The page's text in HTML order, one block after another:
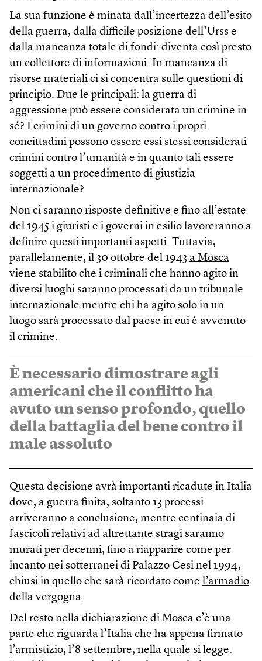
La sua funzione è minata dall’incertezza dell’esito
della guerra, dalla difficile posizione dell’Urss e
dalla mancanza totale di fondi: diventa così presto
un collettore di informazioni. In mancanza di
risorse materiali ci si concentra sulle questioni di
principio. Due le principali: la guerra di
aggressione può essere considerata un crimine in
sé? I crimini di un governo contro i propri
concittadini possono essere essi stessi considerati
crimini contro l’umanità e in quanto tali essere
soggetti a un procedimento di giustizia
internazionale?
Non ci saranno risposte definitive e fino all’estate
del 1945 i giuristi e i governi in esilio lavoreranno a
definire questi importanti aspetti. Tuttavia,
parallelamente, il 30 ottobre del 1943 a Mosca
viene stabilito che i criminali che hanno agito in
diversi luoghi saranno processati da un tribunale
internazionale mentre chi ha agito solo in un
luogo sarà processato dal paese in cui è avvenuto
il crimine.
È necessario dimostrare agli
americani che il conflitto ha
avuto un senso profondo, quello
della battaglia del bene contro il
male assoluto
Questa decisione avrà importanti ricadute in Italia
dove, a guerra finita, soltanto 13 processi
arriveranno a conclusione, mentre centinaia di
fascicoli relativi ad altrettante stragi saranno
murati per decenni, fino a riapparire come per
incanto nei sotterranei di Palazzo Cesi nel 1994,
chiusi in quello che sarà ricordato come l’armadio
della vergogna.
Del resto nella dichiarazione di Mosca c’è una
parte che riguarda l’Italia che ha appena firmato
l’armistizio, l’8 settembre, nella quale si legge: